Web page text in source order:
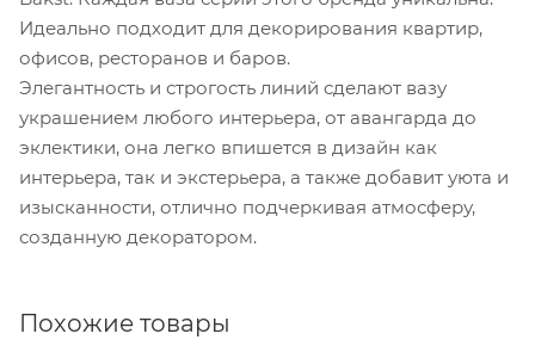
Идеально подходит для декорирования квартир,
офисов, ресторанов и баров.
Элегантность и строгость линий сделают вазу
украшением любого интерьера, от авангарда до
эклектики, она легко впишется в дизайн как
интерьера, так и экстерьера, а также добавит уюта и
изысканности, отлично подчеркивая атмосферу,
созданную декоратором.
Похожие товары